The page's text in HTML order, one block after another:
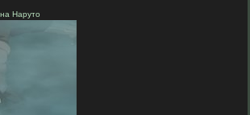
Наруто